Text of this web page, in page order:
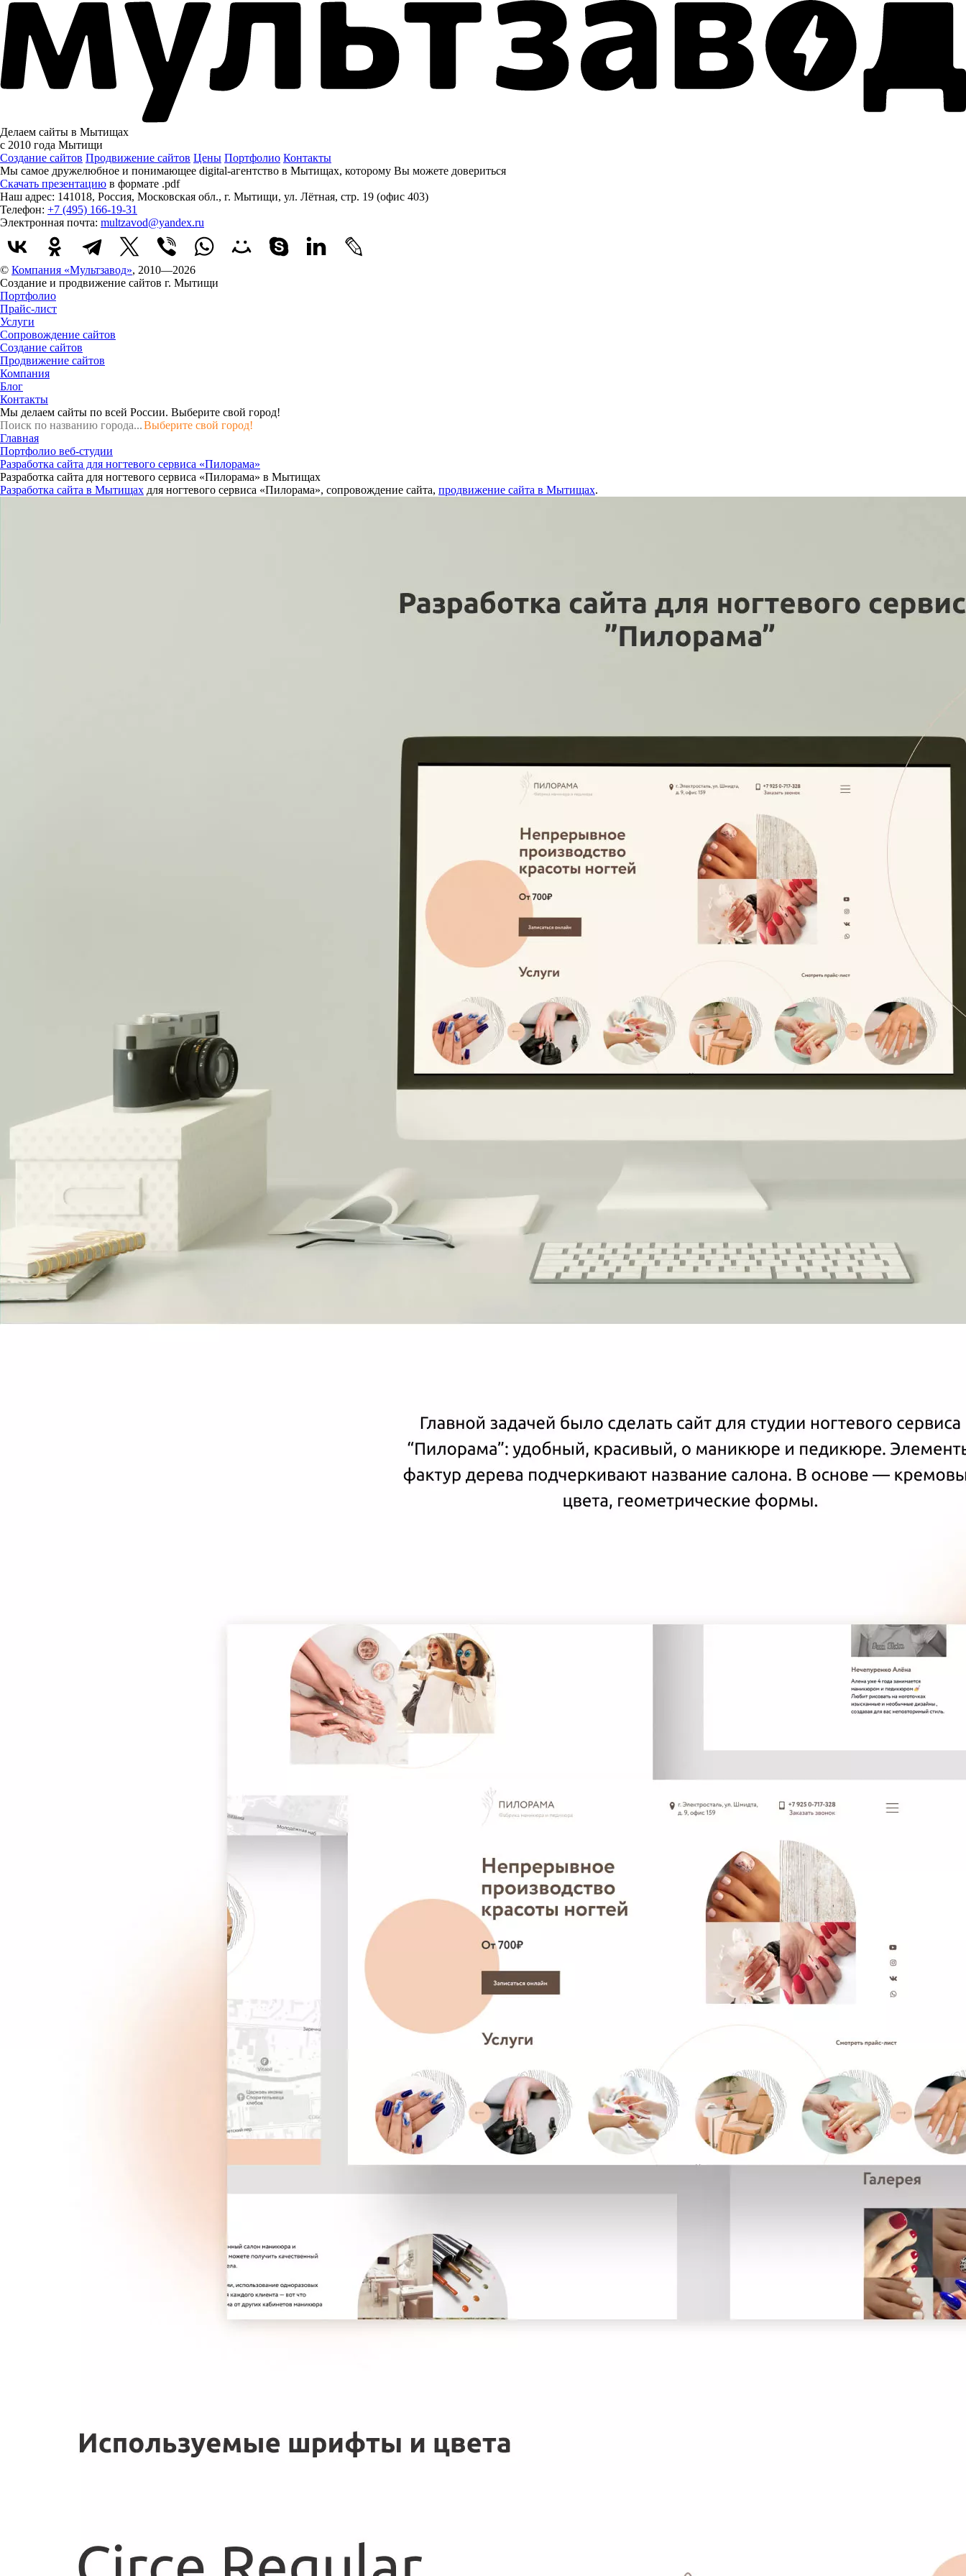
Делаем сайты в Мытищах
с 2010 года Мытищи
Создание сайтов Продвижение сайтов Цены Портфолио Контакты
Мы самое дружелюбное и понимающее digital-агентство в Мытищах, которому Вы можете довериться
Скачать презентацию в формате .pdf
Наш адрес: 141018, Россия, Московская обл., г. Мытищи, ул. Лётная, стр. 19 (офис 403)
Телефон: +7 (495) 166-19-31
Электронная почта: multzavod@yandex.ru
© Компания «Мультзавод», 2010—2026
Создание и продвижение сайтов г. Мытищи
Портфолио
Прайс-лист
Услуги
Сопровождение сайтов
Создание сайтов
Продвижение сайтов
Компания
Блог
Контакты
Мы делаем сайты по всей России. Выберите свой город!
Выберите свой город!
Главная
Портфолио веб-студии
Разработка сайта для ногтевого сервиса «Пилорама»
Разработка сайта для ногтевого сервиса «Пилорама» в Мытищах
Разработка сайта в Мытищах для ногтевого сервиса «Пилорама», сопровождение сайта, продвижение сайта в Мытищах.